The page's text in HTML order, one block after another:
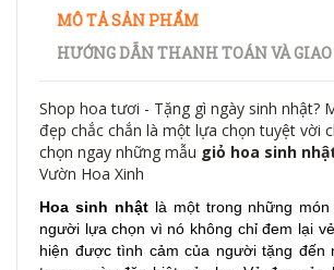
MÔ TẢ SẢN PHẨM
HƯỚNG DẪN THANH TOÁN VÀ
Shop hoa tươi - Tặng gì ngày sinh nhật?
đẹp chắc chắn là một lựa chọn tuyệt vời
chọn ngay những mẫu giỏ hoa sinh
Vườn Hoa Xinh
Hoa sinh nhậtlà một trong những món
người lựa chọn vì nó không chỉ đem lại
hiện được tình cảm của người tặng đến